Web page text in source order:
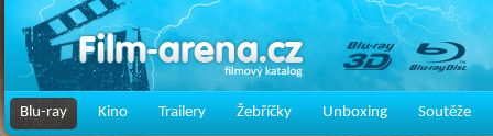
Blu-ray Kino Trailery Žebříčky Unboxing Soutěže